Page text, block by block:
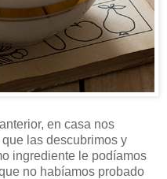
en casa nos
las descubrimos y
ingrediente le podíamos
no habíamos probado